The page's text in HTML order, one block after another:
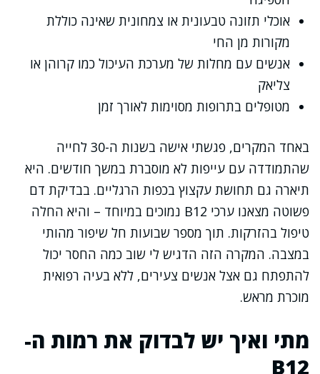
אוכלי תזונה טבעונית או צמחונית שאינה כוללת
מקורות מן החי
אנשים עם מחלות של מערכת העיכול כמו קרוהן או
צליאק
מטופלים בתרופות מסוימות לאורך זמן
באחד המקרים, פגשתי אישה בשנות ה-30 לחייה
שהתמודדה עם עייפות לא מוסברת במשך חודשים. היא
תיארה גם תחושת עקצוץ בכפות הרגליים. בבדיקת דם
פשוטה מצאנו ערכי B12 נמוכים במיוחד – והיא החלה
טיפול בהזרקות. תוך מספר שבועות חל שיפור מהותי
במצבה. המקרה הזה הדגיש לי שוב כמה החסר יכול
להתפתח גם אצל אנשים צעירים, ללא בעיה רפואית
מוכרת מראש.
מתי ואיך יש לבדוק את רמות ה-
B12